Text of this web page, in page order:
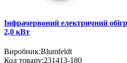
Інфрачервоний електричний
2,0 кВт
Виробник:Blumfeldt
Код товару:231413-180